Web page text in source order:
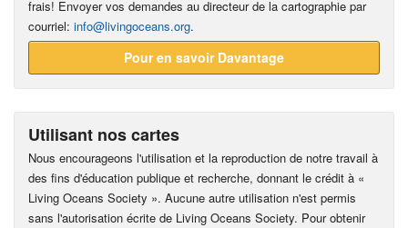
frais! Envoyer vos demandes au directeur de la cartographie par
courriel: info@livingoceans.org.
Pour en savoir Davantage
Utilisant nos cartes
Nous encourageons l'utilisation et la reproduction de notre travail à
des fins d'éducation publique et recherche, donnant le crédit à «
Living Oceans Society ». Aucune autre utilisation n'est permis
sans l'autorisation écrite de Living Oceans Society. Pour obtenir